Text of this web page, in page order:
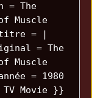
= The
Muscle
titre = |
= The
Muscle
= 1980
Movie }}